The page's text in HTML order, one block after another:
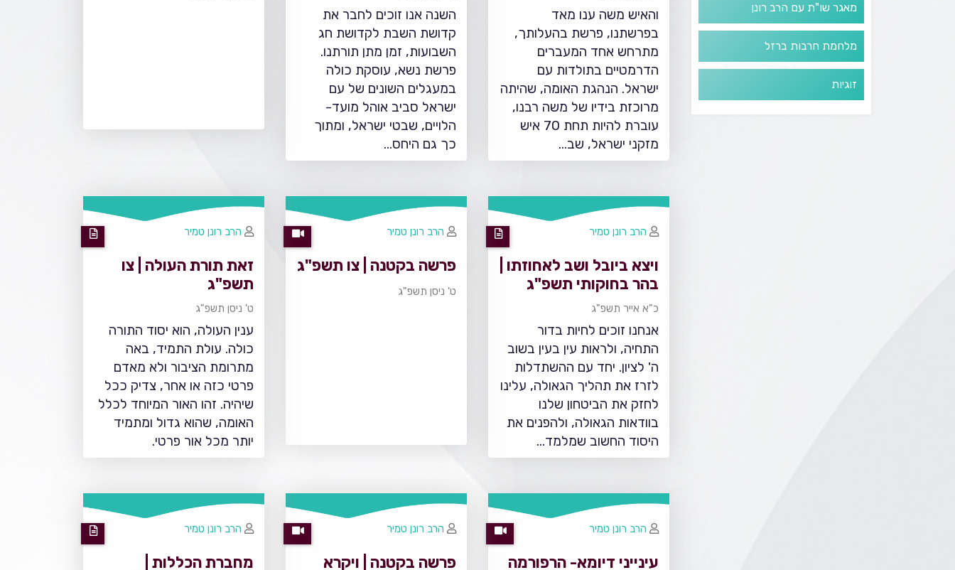
מאגר שו"ת עם הרב רונן
מלחמת חרבות ברזל
זוגיות
והאיש משה ענו מאד
בפרשתנו, פרשת בהעלותך,
מתרחש אחד המעברים
הדרמטיים בתולדות עם
ישראל. הנהגת האומה, שהיתה
מרוכזת בידיו של משה רבנו,
עוברת להיות תחת 70 איש
מזקני ישראל, שב…
השנה אנו זוכים לחבר את
קדושת השבת לקדושת חג
השבועות, זמן מתן תורתנו.
פרשת נשא, עוסקת כולה
במעגלים השונים של עם
ישראל סביב אוהל מועד-
הלויים, שבטי ישראל, ומתוך
כך גם היחס…
ויצא ביובל ושב לאחוזתו |
בהר בחוקותי תשפ"ג
כ"א אייר תשפ"ג
אנחנו זוכים לחיות בדור
התחיה, ולראות עין בעין בשוב
ה' לציון. יחד עם ההשתדלות
לזרז את תהליך הגאולה, עלינו
לחזק את הביטחון שלנו
בוודאות הגאולה, ולהפנים את
היסוד החשוב שמלמד…
הרב רונן טמיר
פרשה בקטנה | צו תשפ"ג
ט' ניסן תשפ"ג
הרב רונן טמיר
זאת תורת העולה | צו
תשפ"ג
ט' ניסן תשפ"ג
ענין העולה, הוא יסוד התורה
כולה. עולת התמיד, באה
מתרומת הציבור ולא מאדם
פרטי כזה או אחר, צדיק ככל
שיהיה. זהו האור המיוחד לכלל
האומה, שהוא גדול ומתמיד
יותר מכל אור פרטי.
הרב רונן טמיר
עינייני דיומא- הרפורמה
הרב רונן טמיר
פרשה בקטנה | ויקרא
הרב רונן טמיר
מחברת הכללות |
הרב רונן טמיר